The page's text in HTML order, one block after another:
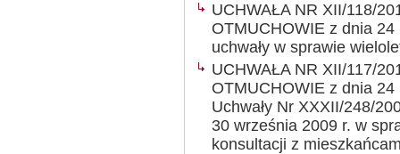
UCHWAŁA NR XII/118/
OTMUCHOWIE z dnia
uchwały w sprawie
UCHWAŁA NR XII/117/
OTMUCHOWIE z dnia
Uchwały Nr XXXII/248/
30 września 2009 r. w
konsultacji z